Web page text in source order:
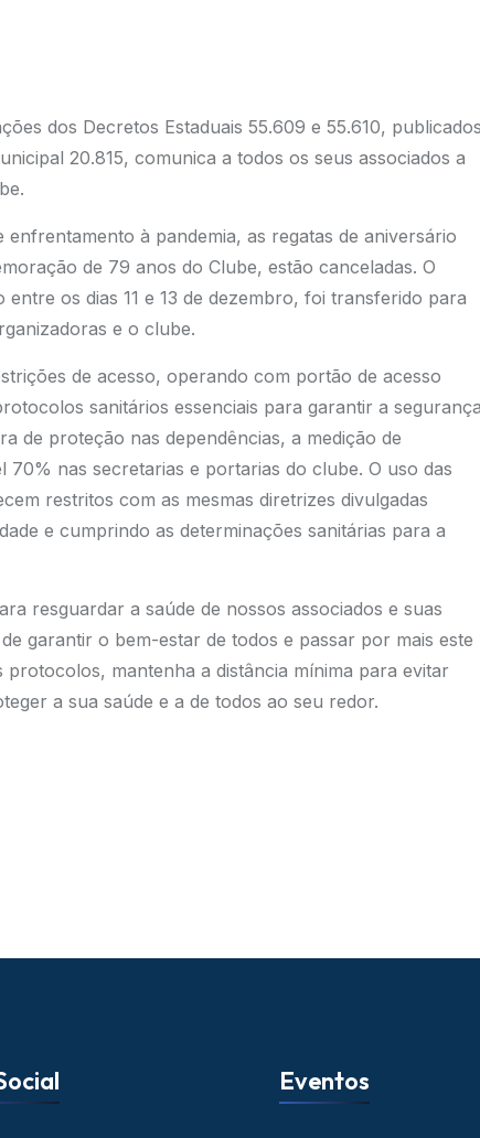
dos Decretos Estaduais 55.609 e 55.610, publicados
20.815, comunica a todos os seus associados a
à pandemia, as regatas de aniversário
de 79 anos do Clube, estão canceladas. O
os dias 11 e 13 de dezembro, foi transferido para
e o clube.
de acesso, operando com portão de acesso
sanitários essenciais para garantir a segurança
de proteção nas dependências, a medição de
nas secretarias e portarias do clube. O uso das
restritos com as mesmas diretrizes divulgadas
e cumprindo as determinações sanitárias para a
resguardar a saúde de nossos associados e suas
garantir o bem-estar de todos e passar por mais este
mantenha a distância mínima para evitar
a sua saúde e a de todos ao seu redor.
Eventos